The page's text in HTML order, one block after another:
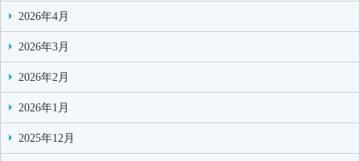
2026年4月
2026年3月
2026年2月
2026年1月
2025年12月